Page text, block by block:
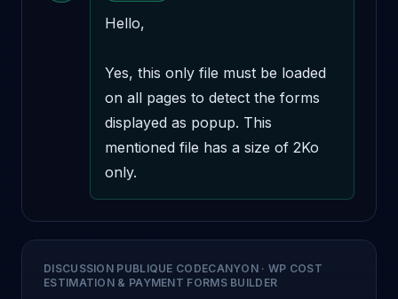
Hello,
Yes, this only file must be loaded
on all pages to detect the forms
displayed as popup. This
mentioned file has a size of 2Ko
only.
DISCUSSION PUBLIQUE CODECANYON · WP COST
ESTIMATION & PAYMENT FORMS BUILDER